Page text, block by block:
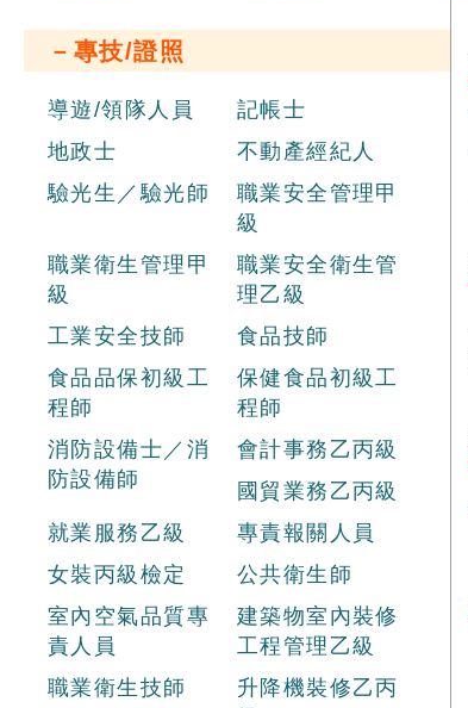
－專技/證照
導遊/領隊人員
記帳士
地政士
不動產經紀人
驗光生／驗光師
職業安全管理甲
級
職業衛生管理甲
級
職業安全衛生管
理乙級
工業安全技師
食品技師
食品品保初級工
程師
保健食品初級工
程師
消防設備士／消
防設備師
會計事務乙丙級
國貿業務乙丙級
就業服務乙級
專責報關人員
女裝丙級檢定
公共衛生師
室內空氣品質專
責人員
建築物室內裝修
工程管理乙級
職業衛生技師
升降機裝修乙丙